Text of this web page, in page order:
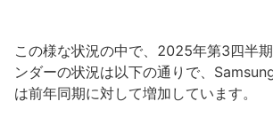
この様な状況の中で、2025年第3四半
ンダーの状況は以下の通りで、
は前年同期に対して増加しています。